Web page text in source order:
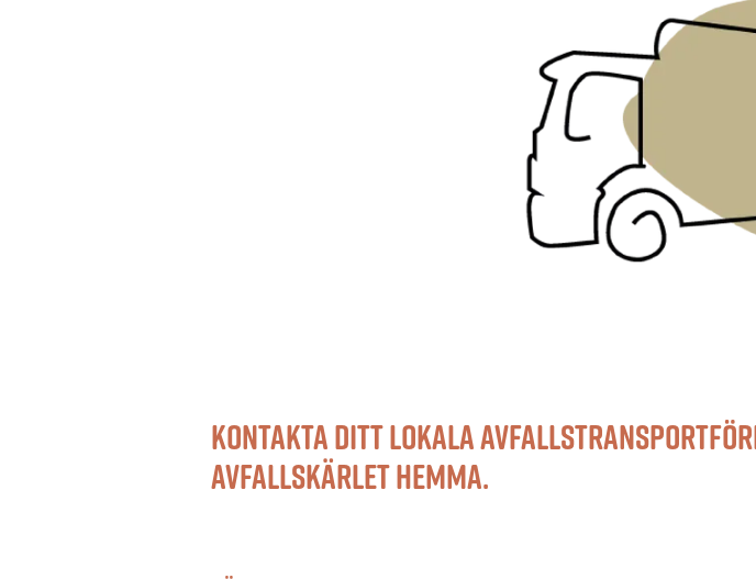
Kontakta ditt lokala
avfallskärlet hemma.